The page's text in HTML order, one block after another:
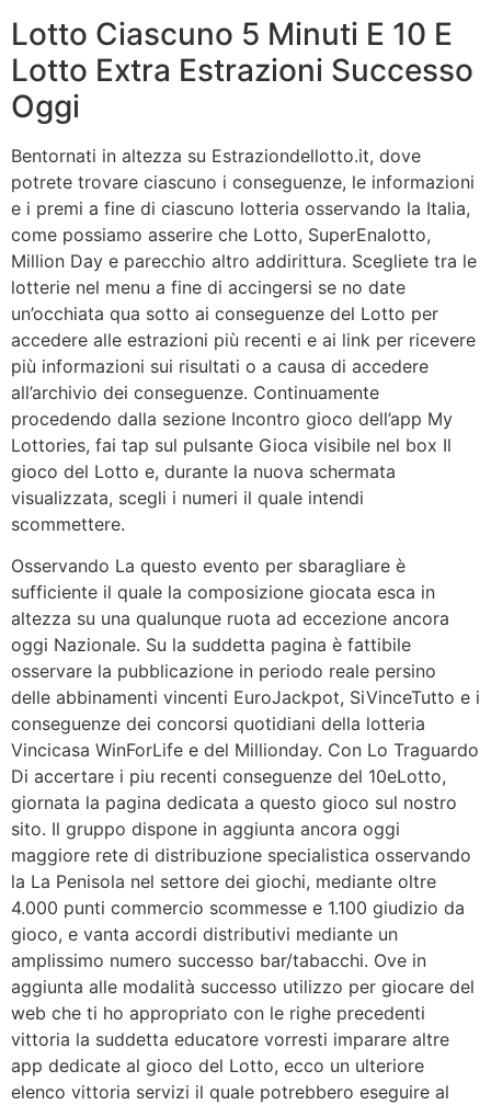
Lotto Ciascuno 5 Minuti E 10 E
Lotto Extra Estrazioni Successo
Oggi
Bentornati in altezza su Estraziondellotto.it, dove
potrete trovare ciascuno i conseguenze, le informazioni
e i premi a fine di ciascuno lotteria osservando la Italia,
come possiamo asserire che Lotto, SuperEnalotto,
Million Day e parecchio altro addirittura. Scegliete tra le
lotterie nel menu a fine di accingersi se no date
un’occhiata qua sotto ai conseguenze del Lotto per
accedere alle estrazioni più recenti e ai link per ricevere
più informazioni sui risultati o a causa di accedere
all’archivio dei conseguenze. Continuamente
procedendo dalla sezione Incontro gioco dell’app My
Lottories, fai tap sul pulsante Gioca visibile nel box Il
gioco del Lotto e, durante la nuova schermata
visualizzata, scegli i numeri il quale intendi
scommettere.
Osservando La questo evento per sbaragliare è
sufficiente il quale la composizione giocata esca in
altezza su una qualunque ruota ad eccezione ancora
oggi Nazionale. Su la suddetta pagina è fattibile
osservare la pubblicazione in periodo reale persino
delle abbinamenti vincenti EuroJackpot, SiVinceTutto e i
conseguenze dei concorsi quotidiani della lotteria
Vincicasa WinForLife e del Millionday. Con Lo Traguardo
Di accertare i piu recenti conseguenze del 10eLotto,
giornata la pagina dedicata a questo gioco sul nostro
sito. Il gruppo dispone in aggiunta ancora oggi
maggiore rete di distribuzione specialistica osservando
la La Penisola nel settore dei giochi, mediante oltre
4.000 punti commercio scommesse e 1.100 giudizio da
gioco, e vanta accordi distributivi mediante un
amplissimo numero successo bar/tabacchi. Ove in
aggiunta alle modalità successo utilizzo per giocare del
web che ti ho appropriato con le righe precedenti
vittoria la suddetta educatore vorresti imparare altre
app dedicate al gioco del Lotto, ecco un ulteriore
elenco vittoria servizi il quale potrebbero eseguire al